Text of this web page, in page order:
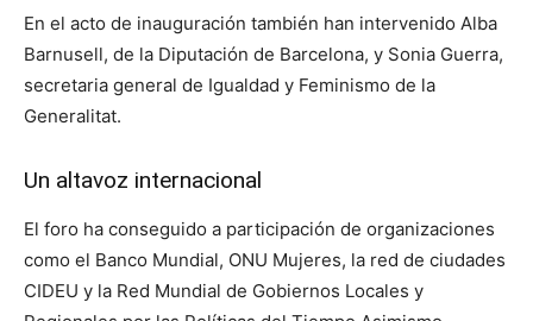
En el acto de inauguración también han intervenido Alba
Barnusell, de la Diputación de Barcelona, ​​y Sonia Guerra,
secretaria general de Igualdad y Feminismo de la
Generalitat.
Un altavoz internacional
El foro ha conseguido a participación de organizaciones
como el Banco Mundial, ONU Mujeres, la red de ciudades
CIDEU y la Red Mundial de Gobiernos Locales y